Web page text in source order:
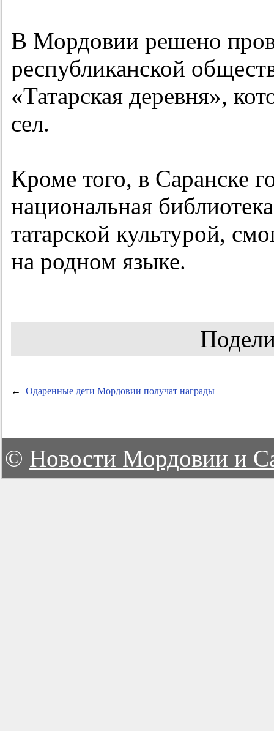
В Мордовии решено
республиканской
«Татарская деревня»,
сел.
Кроме того, в Саранске
национальная
татарской культурой,
на родном языке.
← Одаренные дети Мордовии получат награды
© Новости Мордовии и